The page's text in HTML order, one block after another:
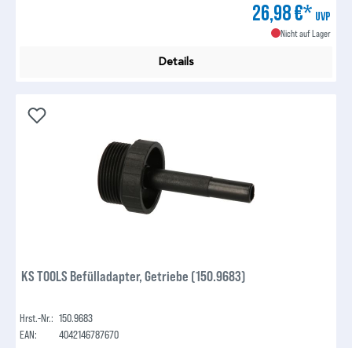
26,98 €* UVP
Nicht auf Lager
Details
KS TOOLS Befülladapter, Getriebe (150.9683)
Hrst.-Nr.: 150.9683
EAN:
4042146787670